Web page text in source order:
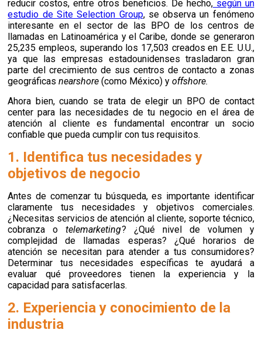
reducir costos, entre otros beneficios. De hecho,según un
estudio de Site Selection Group, se observa un fenómeno
interesante en el sector de las BPO de los centros de
llamadas en Latinoamérica y el Caribe, donde se generaron
25,235 empleos, superando los 17,503 creados en E.E. U.U.,
ya que las empresas estadounidenses trasladaron gran
parte del crecimiento de sus centros de contactoa zonas
geográficasnearshore (como México) yoffshore.
Ahora bien, cuando se trata de elegir un BPO de contact
center para las necesidades de tu negocio en el área de
atención al cliente es fundamental encontrar un socio
confiable que pueda cumplir con tus requisitos.
1. Identifica tus necesidades y
objetivos de negocio
Antes de comenzar tu búsqueda, es importante identificar
claramente tus necesidades y objetivos comerciales.
¿Necesitas servicios de atención al cliente, soporte técnico,
cobranza o telemarketing? ¿Qué nivel de volumen y
complejidad de llamadas esperas? ¿Qué horarios de
atención se necesitan para atender a tus consumidores?
Determinar tus necesidades específicas te ayudará a
evaluar qué proveedores tienen la experiencia y la
capacidad para satisfacerlas.
2. Experiencia y conocimiento de la
industria